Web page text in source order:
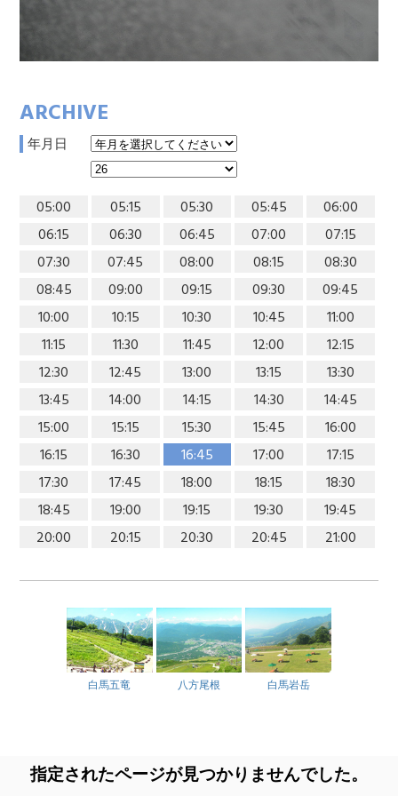
ARCHIVE
年月日
05:00 05:15 05:30 05:45
06:00
06:15
06:30 06:45 07:00
07:15
07:30
07:45 08:00 08:15
08:30
08:45
09:00 09:15 09:30
09:45
10:00
10:15 10:30 10:45
11:00
11:15
11:30 11:45 12:00
12:15
12:30
12:45 13:00 13:15
13:30
13:45
14:00 14:15 14:30
14:45
15:00
15:15 15:30 15:45
16:00
16:15
16:30 16:45 17:00
17:15
17:30
17:45 18:00 18:15
18:30
18:45
19:00 19:15 19:30
19:45
20:00
20:15 20:30 20:45 21:00
白馬五竜 八方尾根 白馬岩岳